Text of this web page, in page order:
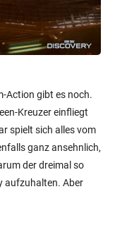
Action gibt es noch.
Kreuzer einfliegt
spielt sich alles vom
ganz ansehnlich,
der dreimal so
aufzuhalten. Aber